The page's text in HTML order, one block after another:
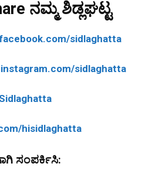
ನಮ್ಮ ಶಿಡ್ಲಘಟ್ಟ
sidlaghatta
sidlaghatta
hisidlaghatta
ಸಂಪರ್ಕಿಸಿ: